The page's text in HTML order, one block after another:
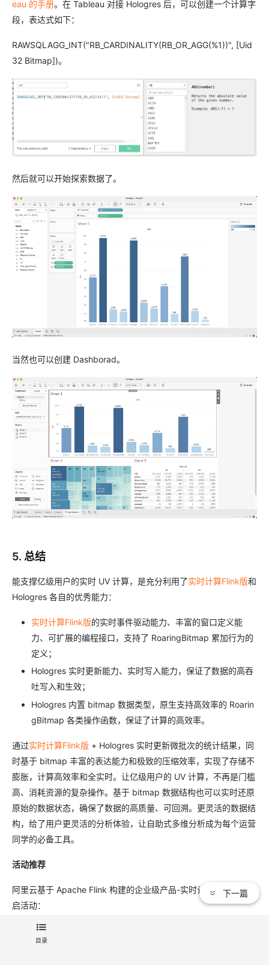
eau 的手册。在 Tableau 对接 Hologres 后，可以创建一个计算字
段，表达式如下：
RAWSQLAGG_INT("RB_CARDINALITY(RB_OR_AGG(%1))", [Uid
32 Bitmap])。
然后就可以开始探索数据了。
当然也可以创建 Dashborad。
5. 总结
能支撑亿级用户的实时 UV 计算，是充分利用了实时计算Flink版和
Hologres 各自的优秀能力：
实时计算Flink版的实时事件驱动能力、丰富的窗口定义能
力、可扩展的编程接口，支持了 RoaringBitmap 累加行为的
定义；
Hologres 实时更新能力、实时写入能力，保证了数据的高吞
吐写入和生效；
Hologres 内置 bitmap 数据类型，原生支持高效率的 Roarin
gBitmap 各类操作函数，保证了计算的高效率。
通过实时计算Flink版 + Hologres 实时更新微批次的统计结果，同
时基于 bitmap 丰富的表达能力和极致的压缩效率，实现了存储不
膨胀，计算高效率和全实时。让亿级用户的 UV 计算，不再是门槛
高、消耗资源的复杂操作。基于 bitmap 数据结构也可以实时还原
原始的数据状态，确保了数据的高质量、可回溯。更灵活的数据结
构，给了用户更灵活的分析体验，让自助式多维分析成为每个运营
同学的必备工具。
活动推荐
阿里云基于 Apache Flink 构建的企业级产品-实时计算Flink版现开
启活动：
独家定制T恤；另包3个月及以上还有85折优惠！
目录
下一篇